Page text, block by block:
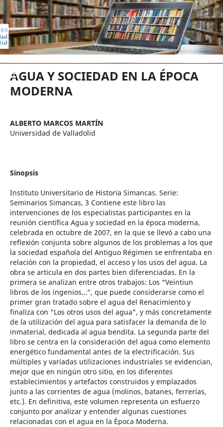
EDICIONES UNIVERSIDAD DE
AGUA Y SOCIEDAD EN LA ÉPOCA
MODERNA
ALBERTO MARCOS MARTÍN
Universidad de Valladolid
Sinopsis
Instituto Universitario de Historia Simancas. Serie:
Seminarios Simancas, 3 Contiene este libro las
intervenciones de los especialistas participantes en la
reunión científica Agua y sociedad en la época moderna,
celebrada en octubre de 2007, en la que se llevó a cabo una
reflexión conjunta sobre algunos de los problemas a los que
la sociedad española del Antiguo Régimen se enfrentaba en
relación con la propiedad, el acceso y los usos del agua. La
obra se articula en dos partes bien diferenciadas. En la
primera se analizan entre otros trabajos: Los “Veintiun
libros de los ingenios…”, que puede considerarse como el
primer gran tratado sobre el agua del Renacimiento y
finaliza con "Los otros usos del agua", y más concretamente
de la utilización del agua para satisfacer la demanda de lo
inmaterial, dedicada al agua bendita. La segunda parte del
libro se centra en la consideración del agua como elemento
energético fundamental antes de la electrificación. Sus
múltiples y variadas utilizaciones industriales se evidencian,
mejor que en ningún otro sitio, en los diferentes
establecimientos y artefactos construidos y emplazados
junto a las corrientes de agua (molinos, batanes, ferrerías,
etc.). En definitiva, este volumen representa un esfuerzo
conjunto por analizar y entender algunas cuestiones
relacionadas con el agua en la Época Moderna.